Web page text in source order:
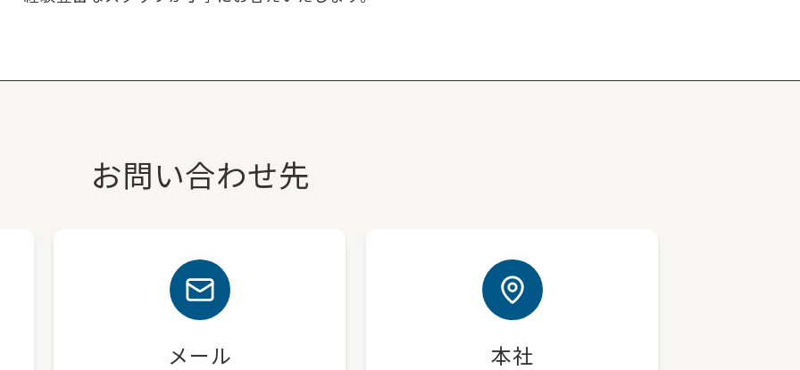
お問い合わせ先
メール 本社